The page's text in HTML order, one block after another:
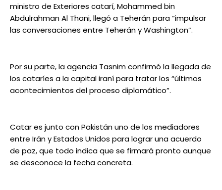
ministro de Exteriores catarí, Mohammed bin
Abdulrahman Al Thani, llegó a Teherán para “impulsar
las conversaciones entre Teherán y Washington”.
Por su parte, la agencia Tasnim confirmó la llegada de
los cataríes a la capital iraní para tratar los “últimos
acontecimientos del proceso diplomático”.
Catar es junto con Pakistán uno de los mediadores
entre Irán y Estados Unidos para lograr una acuerdo
de paz, que todo indica que se firmará pronto aunque
se desconoce la fecha concreta.